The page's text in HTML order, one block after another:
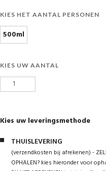
KIES HET AANTAL PERSONEN
500ml
KIES UW AANTAL
Kies uw leveringsmethode
THUISLEVERING
(verzendkosten bij afrekenen) -
OPHALEN? kies hieronder voor